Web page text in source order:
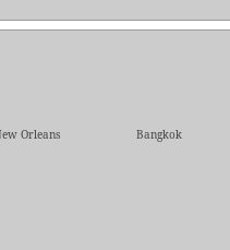
Orleans
Bangkok